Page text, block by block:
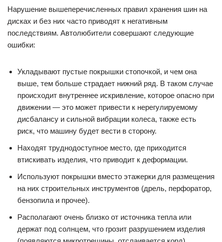
Нарушение вышеперечисленных правил хранения шин на
дисках и без них часто приводят к негативным
последствиям. Автолюбители совершают следующие
ошибки:
Укладывают пустые покрышки стопочкой, и чем она
выше, тем больше страдает нижний ряд. В таком случае
происходит внутреннее искривление, которое опасно при
движении — это может привести к нерегулируемому
дисбалансу и сильной вибрации колеса, также есть
риск, что машину будет вести в сторону.
Находят труднодоступное место, где приходится
втискивать изделия, что приводит к деформации.
Используют покрышки вместо этажерки для размещения
на них строительных инструментов (дрель, перфоратор,
бензопила и прочее).
Располагают очень близко от источника тепла или
держат под солнцем, что грозит разрушением изделия